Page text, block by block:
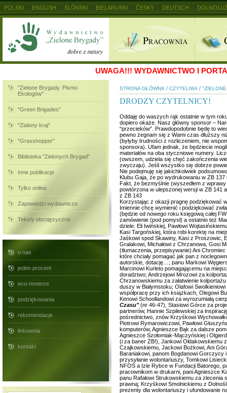
UWAGA!!! WYDAWNICTWO I
"Zielone Brygady. Pismo
Ekologów"
"Green Brigades"
"Zialony kraj"
"Grasshopper"
Biblioteka "Zielonych Brygad"
Inne publikacje
Tylko online
Zapowiedzi wydawnicze
Teksty obcojęzyczne
o nas
jeden procent
eco-mmerce
podziękowania
rekomendacje
linkownia
kontakt
STRONA GŁÓWNA / CZYTELNIA /
DRODZY CZYTELNICY!
Oddaję do waszych rąk ostatnie w tym
dopiero okaże. Nasz główny sponsor –
“przecieków”. Prawdopodobnie będę to
pewno żegnam się z Wami czas dłuższy
(byłyby trudności z rozliczeniem, nie
sponsora). Ufam jednak, że będziecie
materiałów na oba styczniowe numery.
(owszem, udziela się chęć zakończenia
zwyczaju). Jeśli wszystko się dobrze
Nie podejmuję się jakichkolwiek
Klubu Gaja, że po wydrukowaniu w ZB
Fakt, że bezmyślnie (wyszedłem z
powtórzona w ulepszonej wersji w ZB 141
z ZB 143
Korzystając z okazji pragnę podziękować
Imiennie chcę wymienić i podziękować
(będzie od nowego roku księgową całej
zamówienie (pod pomysł) a ostatnio też
dziele: Eli Iwińskiej, Pawłowi
Kasi Targońskiej, która robi korektę na
Jaśkowi spod Skawiny, Kasi z Proszowic,
Gralakowi, Michałowi z Chrzanowa, Gosi
(tłumaczenia, przepisywanie) Ani
które chciały pomagać jak pan z
autorskie, dotację…; panu Markowi
Marcinowi Kurleto pomagającemu na
doradztwo; Andrzejowi Mrozowi za
Chrzanowskiemu za załatwienie
duszy w Białymstoku; Olafowi
współpracę przy ich książkach, Olegowi
Kenowi Schoollandowi za wyrozumiałą
Czasu" (nr 46-47), Stasiowi Górce za
partnerów, Hannie Szpilewskiej za
pośrednictwo, znów Krzyśkowi
Piotrowi Rymarowiczowi, Pawłowi
komputerów, Agnieszce Bąk za dalsze
Agnieszce Szołomiak-Mączyńskiej i
(i za baner ZB!), Jankowi Ołdakowskiemu
Czajkowskiemu, Jackowi Bożkowi, Ani
Baraniakowi, panom Bogdanowi Gorczycy
przysyłanie wolontariuszy, Tomkowi
NFOŚ a Izie Rybce w Fundacji Batorego,
pracownikom w drukarni, pani Agnieszce
panu Rafałowi Strukowskiemu za
prawną; Krzyśkowi Smolnickiemu z
prezenty dla wolontariuszy i ufundowanie
POLSKI ENGLISH ŚLŮNSKI BIELARUSKI ČESKY DEUTSCH